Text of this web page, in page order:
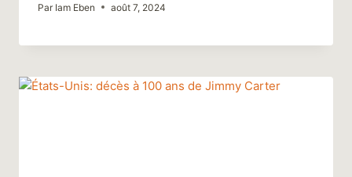
Par Iam Eben août 7, 2024